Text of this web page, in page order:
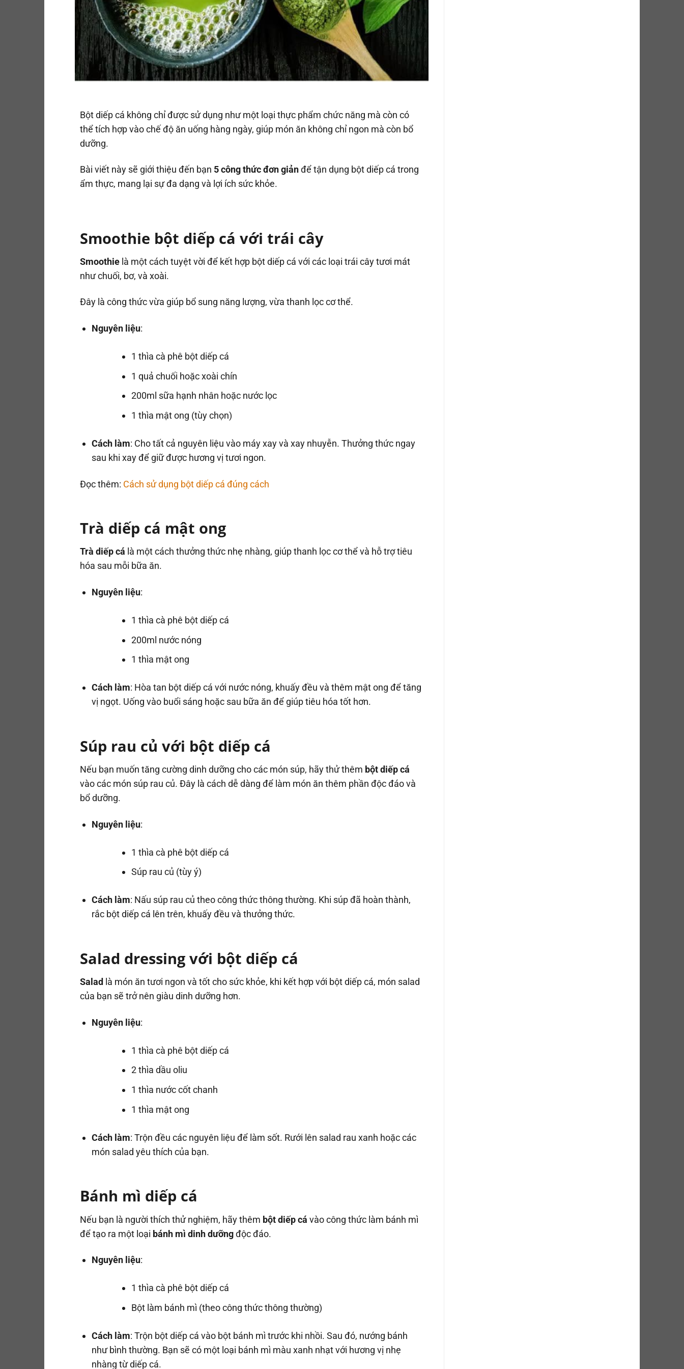
Bột diếp cá không chỉ được sử dụng như một loại thực phẩm chức năng mà còn có
thể tích hợp vào chế độ ăn uống hàng ngày, giúp món ăn không chỉ ngon mà còn bổ
dưỡng.
Bài viết này sẽ giới thiệu đến bạn 5 công thức đơn giảnđể tận dụng bột diếp cá trong
ẩm thực, mang lại sự đa dạng và lợi ích sức khỏe.
Smoothie bột diếp cá với trái cây
Smoothie là một cách tuyệt vời để kết hợp bột diếp cá với các loại trái cây tươi mát
như chuối, bơ, và xoài.
Đây là công thức vừa giúp bổ sung năng lượng, vừa thanh lọc cơ thể.
Nguyên liệu:
1 thìa cà phê bột diếp cá
1 quả chuối hoặc xoài chín
200ml sữa hạnh nhân hoặc nước lọc
1 thìa mật ong (tùy chọn)
Cách làm: Cho tất cả nguyên liệu vào máy xay và xay nhuyễn. Thưởng thức ngay
sau khi xay để giữ được hương vị tươi ngon.
Đọc thêm: Cách sử dụng bột diếp cá đúng cách
Trà diếp cá mật ong
Trà diếp cá là một cách thưởng thức nhẹ nhàng, giúp thanh lọc cơ thể và hỗ trợ tiêu
hóa sau mỗi bữa ăn.
Nguyên liệu:
1 thìa cà phê bột diếp cá
200ml nước nóng
1 thìa mật ong
Cách làm: Hòa tan bột diếp cá với nước nóng, khuấy đều và thêm mật ong để tăng
vị ngọt. Uống vào buổi sáng hoặc sau bữa ăn để giúp tiêu hóa tốt hơn.
Súp rau củ với bột diếp cá
Nếu bạn muốn tăng cường dinh dưỡng cho các món súp, hãy thử thêm bột diếp cá
vào các món súp rau củ. Đây là cách dễ dàng để làm món ăn thêm phần độc đáo và
bổ dưỡng.
Nguyên liệu:
1 thìa cà phê bột diếp cá
Súp rau củ (tùy ý)
Cách làm: Nấu súp rau củ theo công thức thông thường. Khi súp đã hoàn thành,
rắc bột diếp cá lên trên, khuấy đều và thưởng thức.
Salad dressing với bột diếp cá
Salad là món ăn tươi ngon và tốt cho sức khỏe, khi kết hợp với bột diếp cá, món salad
của bạn sẽ trở nên giàu dinh dưỡng hơn.
Nguyên liệu:
1 thìa cà phê bột diếp cá
2 thìa dầu oliu
1 thìa nước cốt chanh
1 thìa mật ong
Cách làm: Trộn đều các nguyên liệu để làm sốt. Rưới lên salad rau xanh hoặc các
món salad yêu thích của bạn.
Bánh mì diếp cá
Nếu bạn là người thích thử nghiệm, hãy thêm bột diếp cá vào công thức làm bánh mì
để tạo ra một loại bánh mì dinh dưỡngđộc đáo.
Nguyên liệu:
1 thìa cà phê bột diếp cá
Bột làm bánh mì (theo công thức thông thường)
Cách làm: Trộn bột diếp cá vào bột bánh mì trước khi nhồi. Sau đó, nướng bánh
như bình thường. Bạn sẽ có một loại bánh mì màu xanh nhạt với hương vị nhẹ
nhàng từ diếp cá.